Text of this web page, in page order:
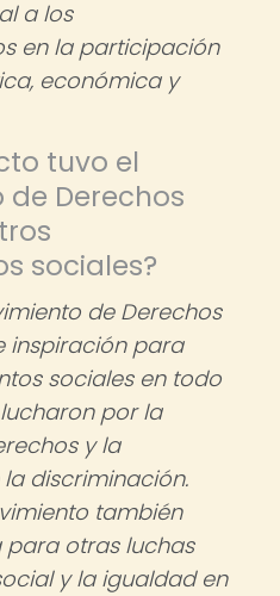
a los
en la participación
económica y
tuvo el
de Derechos
sociales?
de Derechos
inspiración para
sociales en todo
por la
y la
discriminación.
también
otras luchas
y la igualdad en